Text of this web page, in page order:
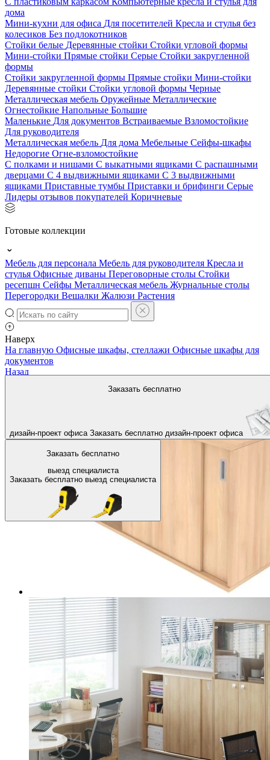
дома
Мини-кухни для офиса Для посетителей Кресла и стулья без
колесиков Без подлокотников
Стойки белые Деревянные стойки Стойки угловой формы
Мини-стойки Прямые стойки Серые Стойки закругленной
формы
Стойки закругленной формы Прямые стойки Мини-стойки
Деревянные стойки Стойки угловой формы Черные
Металлическая мебель Оружейные Металлические
Огнестойкие Напольные Большие
Маленькие Для документов Встраиваемые Взломостойкие
Для руководителя
Металлическая мебель Для дома Мебельные Сейфы-шкафы
Недорогие Огне-взломостойкие
С полками и нишами С выкатными ящиками С распашными
дверцами С 4 выдвижными ящиками С 3 выдвижными
ящиками Приставные тумбы Приставки и брифинги Серые
Лидеры отзывов покупателей Коричневые
Готовые коллекции
Мебель для персонала Мебель для руководителя Кресла и
стулья Офисные диваны Переговорные столы Стойки
ресепшн Сейфы Металлическая мебель Журнальные столы
Перегородки Вешалки Жалюзи Растения
Наверх
Заказать бесплатно
дизайн-проект офиса Заказать бесплатно дизайн-проект офиса
Заказать бесплатно
выезд специалиста
Заказать бесплатно выезд специалиста
На главную Офисные шкафы, стеллажи Офисные шкафы для
документов
Назад